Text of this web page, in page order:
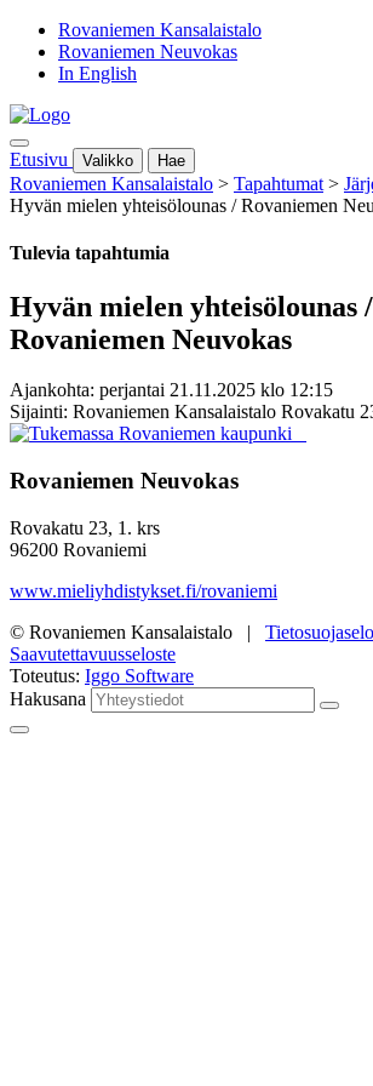
Rovaniemen Kansalaistalo
Rovaniemen Neuvokas
In English
Etusivu Valikko Hae
Rovaniemen Kansalaistalo > Tapahtumat >
Hyvän mielen yhteisölounas / Rovaniemen
Tulevia tapahtumia
Hyvän mielen yhteisölounas /
Rovaniemen Neuvokas
Ajankohta: perjantai 21.11.2025 klo 12:15
Sijainti: Rovaniemen Kansalaistalo Rovakatu
Rovaniemen Neuvokas
Rovakatu 23, 1. krs
96200 Rovaniemi
www.mieliyhdistykset.fi/rovaniemi
© Rovaniemen Kansalaistalo |
Saavutettavuusseloste
Toteutus: Iggo Software
Hakusana